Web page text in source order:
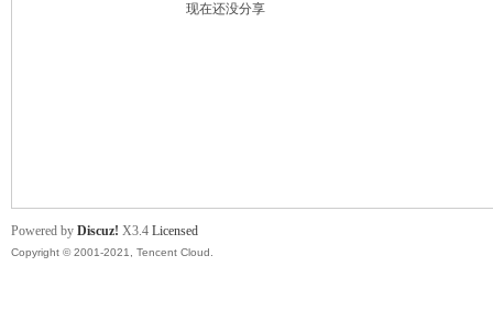
现在还没分享
Powered by Discuz! X3.4 Licensed
Copyright © 2001-2021, Tencent Cloud.